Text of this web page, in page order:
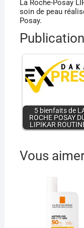
La Roche-Posay
soin de peau
Posay.
5 bienfaits de
ROCHE POSAY
LIPIKAR
Vous